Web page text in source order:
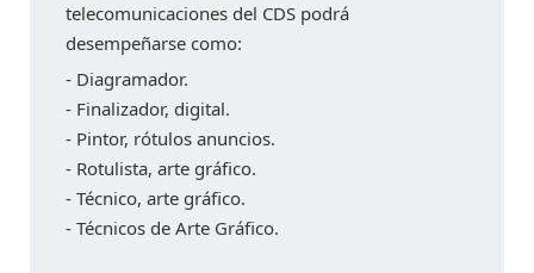
telecomunicaciones del CDS podrá
desempeñarse como:
- Diagramador.
- Finalizador, digital.
- Pintor, rótulos anuncios.
- Rotulista, arte gráfico.
- Técnico, arte gráfico.
- Técnicos de Arte Gráfico.